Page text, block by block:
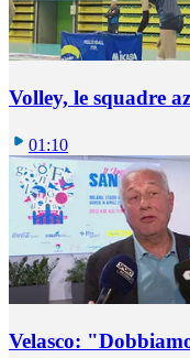
Volley, le squadre
01:10
Velasco: